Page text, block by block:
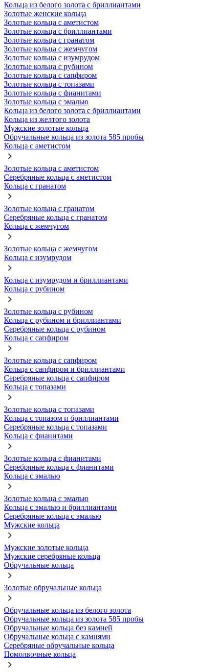
Кольца из белого золота с бриллиантами
Золотые женские кольца
Золотые кольца с аметистом
Золотые кольца с бриллиантами
Золотые кольца с гранатом
Золотые кольца с жемчугом
Золотые кольца с изумрудом
Золотые кольца с рубином
Золотые кольца с сапфиром
Золотые кольца с топазами
Золотые кольца с фианитами
Золотые кольца с эмалью
Кольца из белого золота с бриллиантами
Кольца из желтого золота
Мужские золотые кольца
Обручальные кольца из золота 585 пробы
Кольца с аметистом
Золотые кольца с аметистом
Серебряные кольца с аметистом
Кольца с гранатом
Золотые кольца с гранатом
Серебряные кольца с гранатом
Кольца с жемчугом
Золотые кольца с жемчугом
Кольца с изумрудом
Кольца с изумрудом и бриллиантами
Кольца с рубином
Золотые кольца с рубином
Кольца с рубином и бриллиантами
Серебряные кольца с рубином
Кольца с сапфиром
Золотые кольца с сапфиром
Кольца с сапфиром и бриллиантами
Серебряные кольца с сапфиром
Кольца с топазами
Золотые кольца с топазами
Кольца с топазом и бриллиантами
Серебряные кольца с топазами
Кольца с фианитами
Золотые кольца с фианитами
Серебряные кольца с фианитами
Кольца с эмалью
Золотые кольца с эмалью
Кольца с эмалью и бриллиантами
Серебряные кольца с эмалью
Мужские кольца
Мужские золотые кольца
Мужские серебряные кольца
Обручальные кольца
Золотые обручальные кольца
Обручальные кольца из белого золота
Обручальные кольца из золота 585 пробы
Обручальные кольца без камней
Обручальные кольца с камнями
Серебряные обручальные кольца
Помолвочные кольца